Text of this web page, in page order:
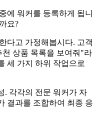
에 워커를 등록하게 됩니
요?
다고 가정해봅시다. 고객
상품 목록을 보여줘"라
세 가지 하위 작업으로
. 각각의 전문 워커가 자
결과를 조합하여 최종 응